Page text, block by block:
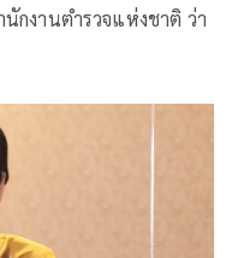
กงานตำรวจแห่งชาติ ว่า